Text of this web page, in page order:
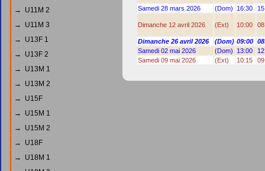
→ U11M 2
→ U11M 3
→ U13F 1
→ U13F 2
→ U13M 1
→ U13M 2
→ U15F
→ U15M 1
→ U15M 2
→ U18F
→ U18M 1
Samedi 28 mars 2026
(Dom) 16:30
Dimanche 12 avril 2026 (Ext) 10:00
Dimanche 26 avril 2026 (Dom) 09:00
Samedi 02 mai 2026
(Dom) 13:00
Samedi 09 mai 2026
(Ext) 10:15